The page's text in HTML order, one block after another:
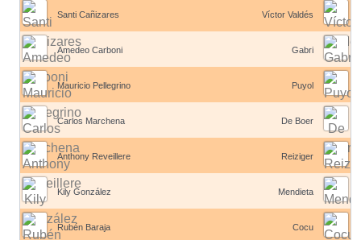
Santi Cañizares
Amedeo Carboni
Mauricio Pellegrino
Carlos Marchena
Anthony Reveillere
Kily González
Rubén Baraja
Víctor Valdés
Gabri
Puyol
De Boer
Reiziger
Mendieta
Cocu